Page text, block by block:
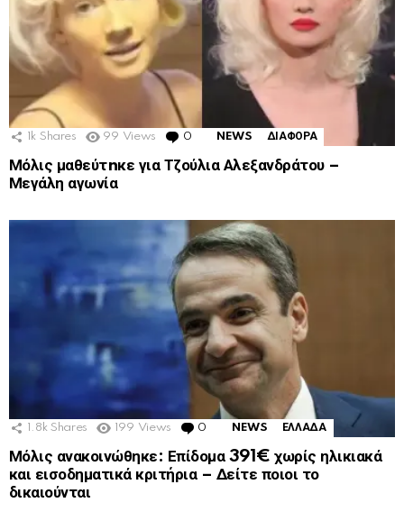
1k Shares 99 Views 0 Comments
NEWS ΔΙΑΦΟΡΑ
Μόλις μαθεύτnκε για Τζούλια Αλεξανδράτου –
Μεγάλη αγωνία
1.8k Shares 199 Views 0 Comments
NEWS ΕΛΛΑΔΑ
Μόλις ανακοινώθηκε: Επίδομα 391€ χωρίς ηλικιακά
και εισοδηματικά κριτήρια – Δείτε ποιοι το
δικαιούνται